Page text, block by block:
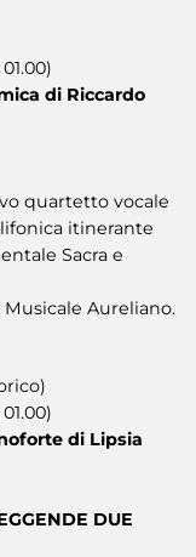
di Riccardo
quartetto vocale
itinerante
Sacra e
Aureliano.
di Lipsia
DUE